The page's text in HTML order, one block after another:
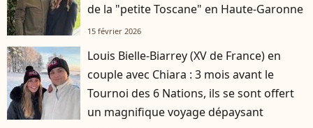
de la "petite Toscane" en Haute-Garonne
15 février 2026
Louis Bielle-Biarrey (XV de France) en
couple avec Chiara : 3 mois avant le
Tournoi des 6 Nations, ils se sont offert
un magnifique voyage dépaysant